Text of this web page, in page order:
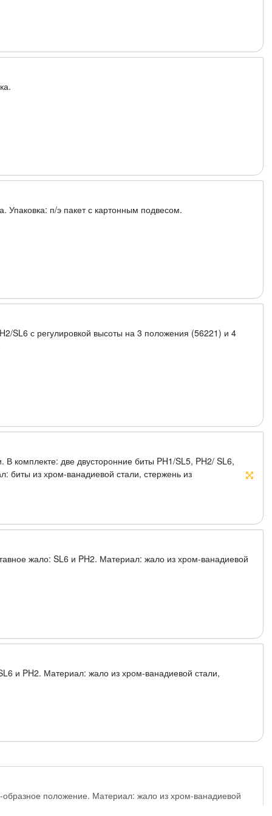
Упаковка: п/э пакет с картонным подвесом.
SL6 с регулировкой высоты на 3 положения (56221) и 4
комплекте: две двусторонние биты PH1/SL5, PH2/ SL6,
биты из хром-ванадиевой стали, стержень из
Упаковка: блистер.
жало: SL6 и PH2. Материал: жало из хром-ванадиевой
и PH2. Материал: жало из хром-ванадиевой стали,
образное положение. Материал: жало из хром-ванадиевой